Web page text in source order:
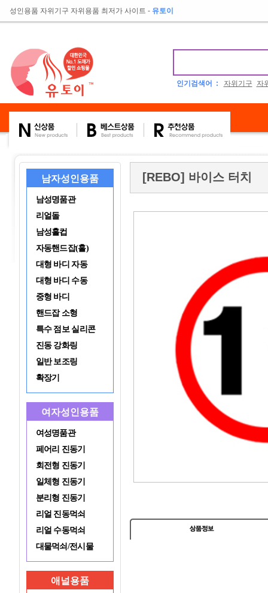
성인용품 자위기구 자위용품 최저가 사이트 - 유토이
인기검색어 : 자위기구 자
남자성인용품
남성명품관
리얼돌
남성홀컵
자동핸드잡(홀)
대형 바디 자동
대형 바디 수동
중형 바디
핸드잡 소형
특수 점보 실리콘
진동 강화링
일반 보조링
확장기
여자성인용품
여성명품관
페어리 진동기
회전형 진동기
일체형 진동기
분리형 진동기
리얼 진동먹쇠
리얼 수동먹쇠
대물먹쇠/전시물
애널용품
[REBO] 바이스 터치